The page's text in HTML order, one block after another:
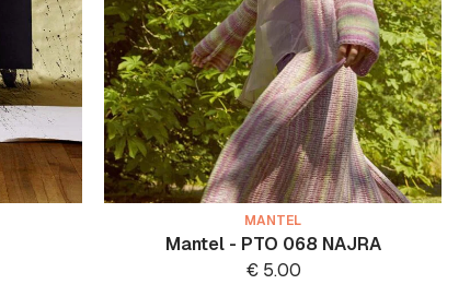
MANTEL
Mantel - PTO 068 NAJRA
€5.00